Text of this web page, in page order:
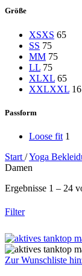
Größe
XSXS 65
SS 75
MM 75
LL 75
XLXL 65
XXLXXL 16
Passform
Loose fit 1
Start /Yoga
Damen
Ergebnisse 1 – 24
Filter
Zur Wunschliste